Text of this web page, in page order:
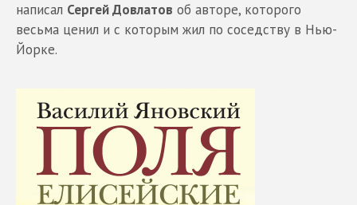
написал Сергей Довлатов об авторе, которого
весьма ценил и с которым жил по соседству в Нью-
Йорке.